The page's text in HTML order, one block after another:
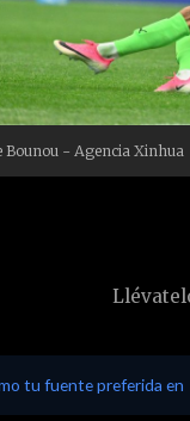
- Agencia Xinhua
tu fuente preferida en